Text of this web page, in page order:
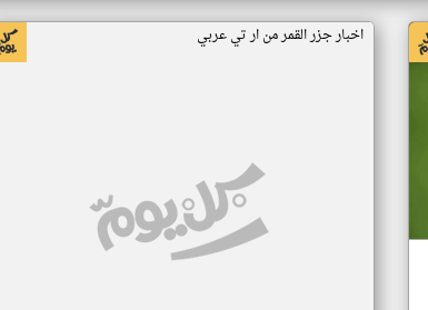
اخبار جزر القمر من ار تي عربي